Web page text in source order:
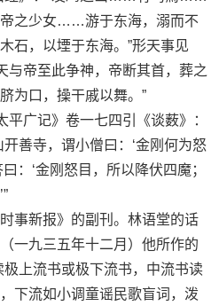
之少女……游于东海，溺而不
石，以堙于东海。”形天事见
与帝至此争神，帝断其首，葬之
为口，操干戚以舞。”
广记》卷一七四引《谈薮》：
善寺，谓小僧曰：‘金刚何为怒
：‘金刚怒目，所以降伏四魔；
新报》的副刊。林语堂的话
一九三五年十二月）他所作的
极上流书或极下流书，中流书读
下流如小调童谣民歌盲词，泼